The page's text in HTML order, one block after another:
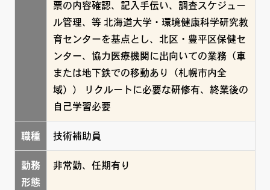
票の内容確認、記入手伝い、調査スケジュー
ル管理、等 北海道大学・環境健康科学研究教
育センターを基点とし、北区・豊平区保健セ
ンター、協力医療機関に出向いての業務（車
または地下鉄での移動あり（札幌市内全
域）） リクルートに必要な研修有、終業後の
自己学習必要
職種 技術補助員
勤務
形態
非常勤、任期有り